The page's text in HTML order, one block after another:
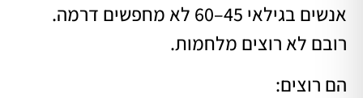
אנשים בגילאי 45–60 לא מחפשים דרמה.
רובם לא רוצים מלחמות.
הם רוצים: